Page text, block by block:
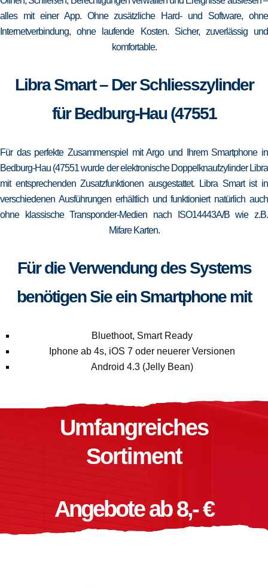
alles mit einer App. Ohne zusätzliche Hard- und Software, ohne
Internetverbindung, ohne laufende Kosten. Sicher, zuverlässig und
komfortable.
Libra Smart – Der Schliesszylinder
für Bedburg-Hau (47551
Für das perfekte Zusammenspiel mit Argo und Ihrem Smartphone in
Bedburg-Hau (47551 wurde der elektronische Doppelknaufzylinder Libra
mit entsprechenden Zusatzfunktionen ausgestattet. Libra Smart ist in
verschiedenen Ausführungen erhältlich und funktioniert natürlich auch
ohne klassische Transponder-Medien nach ISO14443A/B wie z.B.
Mifare Karten.
Für die Verwendung des Systems
benötigen Sie ein Smartphone mit
Bluethoot, Smart Ready
Iphone ab 4s, iOS 7 oder neuerer Versionen
Android 4.3 (Jelly Bean)
Umfangreiches
Sortiment
Angebote ab 8,- €